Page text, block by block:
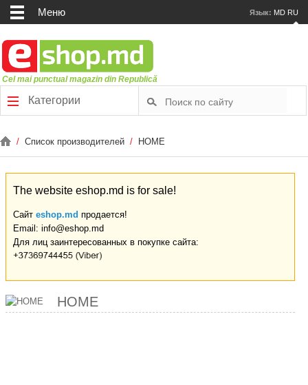
Меню Язык: MD RU
Cel mai punctual magazin din Republică
Категории
/ Список производителей / HOME
The website eshop.md is for sale!
Сайт eshop.md продается!
Email: info@eshop.md
Для лиц заинтересованных в покупке сайта:
HOME